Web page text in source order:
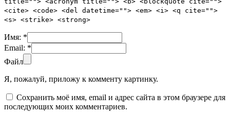
<cite> <code> <del datetime=""> <em> <i> <q cite="">
<s> <strike> <strong>
Имя: *
Email: *
Файл
Я, пожалуй, приложу к комменту картинку.
Сохранить моё имя, email и адрес сайта в этом браузере для
последующих моих комментариев.